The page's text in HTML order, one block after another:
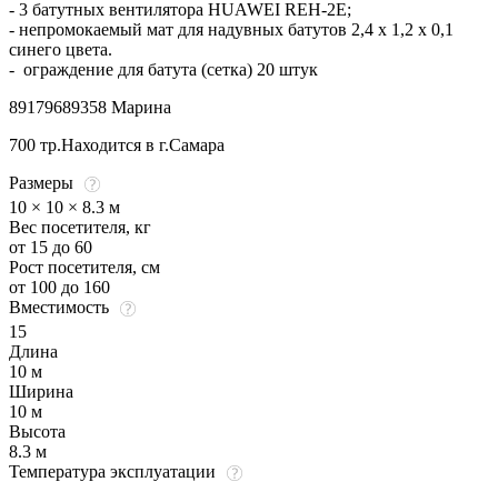
- 3 батутных вентилятора HUAWEI REH-2E;
- непромокаемый мат для надувных батутов 2,4 х 1,2 х 0,1
синего цвета.
- ограждение для батута (сетка) 20 штук
89179689358 Марина
700 тр.Находится в г.Самара
Размеры
10 × 10 × 8.3 м
Вес посетителя, кг
от 15 до 60
Рост посетителя, см
от 100 до 160
Вместимость
15
Длина
10 м
Ширина
10 м
Высота
8.3 м
Температура эксплуатации